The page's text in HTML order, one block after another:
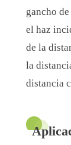
gancho
el haz
de la
la
distancia